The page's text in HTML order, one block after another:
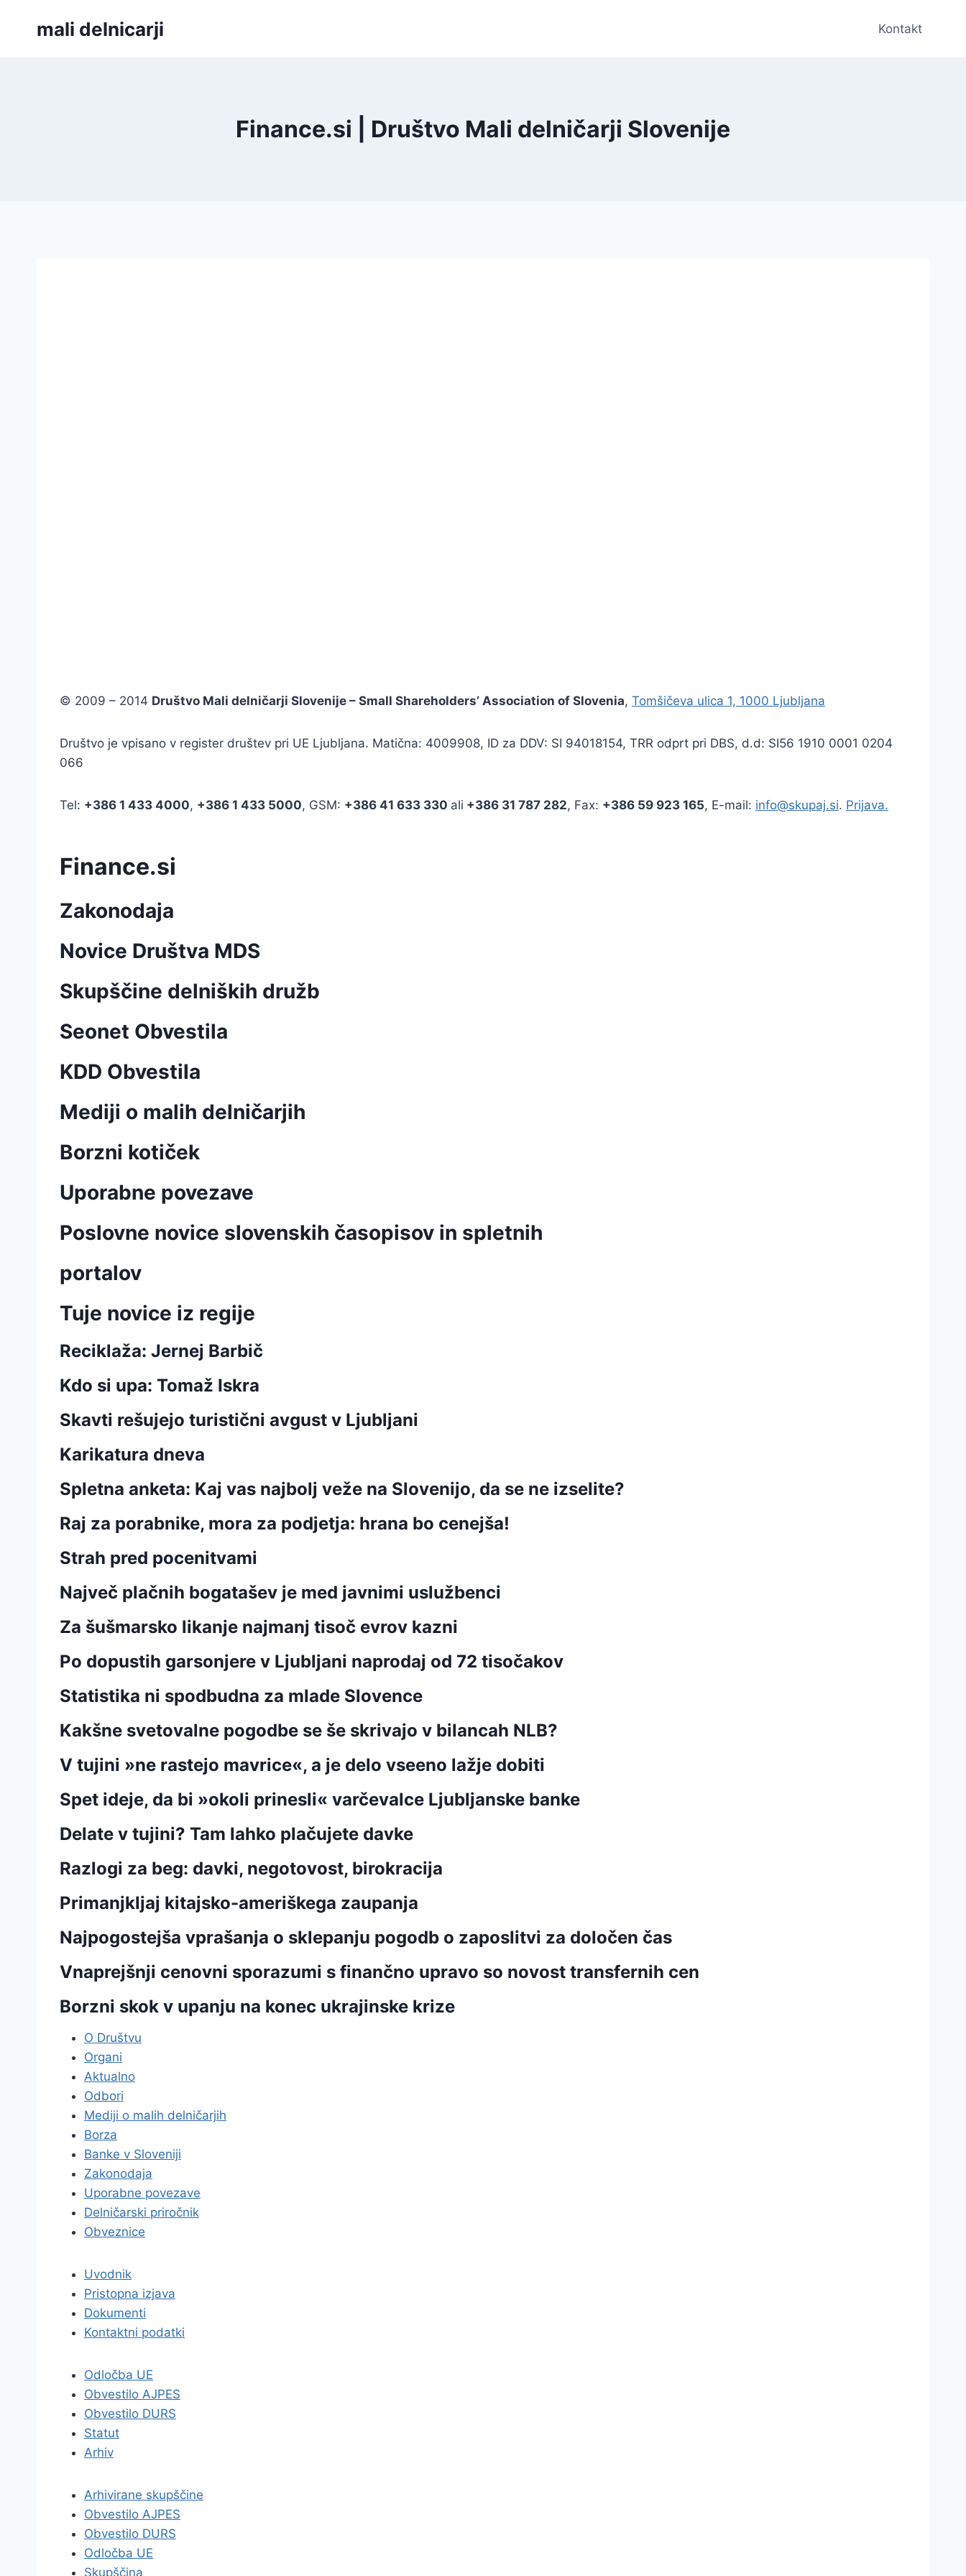
mali delnicarji Kontakt
Finance.si | Društvo Mali delničarji Slovenije
© 2009 – 2014 Društvo Mali delničarji Slovenije – Small Shareholders’ Association of Slovenia, Tomšičeva ulica 1, 1000 Ljubljana
Društvo je vpisano v register društev pri UE Ljubljana. Matična: 4009908, ID za DDV: SI 94018154, TRR odprt pri DBS, d.d: SI56 1910 0001 0204
066
Tel: +386 1 433 4000, +386 1 433 5000, GSM: +386 41 633 330 ali +386 31 787 282, Fax: +386 59 923 165, E-mail: info@skupaj.si. Prijava.
Finance.si
Zakonodaja
Novice Društva MDS
Skupščine delniških družb
Seonet Obvestila
KDD Obvestila
Mediji o malih delničarjih
Borzni kotiček
Uporabne povezave
Poslovne novice slovenskih časopisov in spletnih
portalov
Tuje novice iz regije
Reciklaža: Jernej Barbič
Kdo si upa: Tomaž Iskra
Skavti rešujejo turistični avgust v Ljubljani
Karikatura dneva
Spletna anketa: Kaj vas najbolj veže na Slovenijo, da se ne izselite?
Raj za porabnike, mora za podjetja: hrana bo cenejša!
Strah pred pocenitvami
Največ plačnih bogatašev je med javnimi uslužbenci
Za šušmarsko likanje najmanj tisoč evrov kazni
Po dopustih garsonjere v Ljubljani naprodaj od 72 tisočakov
Statistika ni spodbudna za mlade Slovence
Kakšne svetovalne pogodbe se še skrivajo v bilancah NLB?
V tujini »ne rastejo mavrice«, a je delo vseeno lažje dobiti
Spet ideje, da bi »okoli prinesli« varčevalce Ljubljanske banke
Delate v tujini? Tam lahko plačujete davke
Razlogi za beg: davki, negotovost, birokracija
Primanjkljaj kitajsko-ameriškega zaupanja
Najpogostejša vprašanja o sklepanju pogodb o zaposlitvi za določen čas
Vnaprejšnji cenovni sporazumi s finančno upravo so novost transfernih cen
Borzni skok v upanju na konec ukrajinske krize
O Društvu
Organi
Aktualno
Odbori
Mediji o malih delničarjih
Borza
Banke v Sloveniji
Zakonodaja
Uporabne povezave
Delničarski priročnik
Obveznice
Uvodnik
Pristopna izjava
Dokumenti
Kontaktni podatki
Odločba UE
Obvestilo AJPES
Obvestilo DURS
Statut
Arhiv
Arhivirane skupščine
Obvestilo AJPES
Obvestilo DURS
Odločba UE
Skupščina